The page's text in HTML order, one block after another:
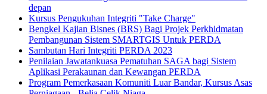
depan
Kursus Pengukuhan Integriti "Take Charge"
Bengkel Kajian Bisnes (BRS) Bagi Projek Perkhidmatan
Pembangunan Sistem SMARTGIS Untuk PERDA
Sambutan Hari Integriti PERDA 2023
Penilaian Jawatankuasa Pematuhan SAGA bagi Sistem
Aplikasi Perakaunan dan Kewangan PERDA
Program Pemerkasaan Komuniti Luar Bandar, Kursus Asas